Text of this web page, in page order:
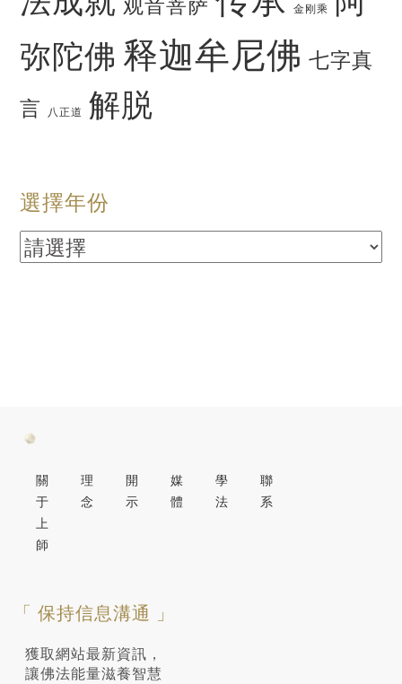
金刚乘
弥陀佛 释迦牟尼佛 七字真
言 八正道 解脱
選擇年份
關
于
上
師
理
念
開
示
媒
體
學
法
聯
系
「 保持信息溝通 」
獲取網站最新資訊，
讓佛法能量滋養智慧